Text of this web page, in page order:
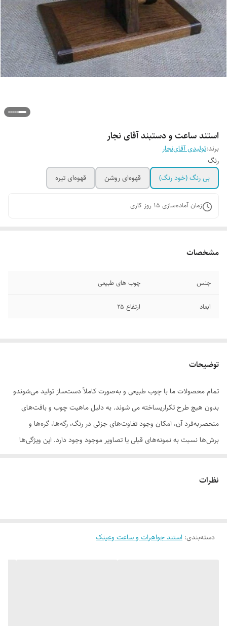
استند ساعت و دستبند آقای نجار
برند:تولیدی آقای‌نجار
رنگ
بی رنگ (خود رنگ)
قهوه‌ای روشن قهوه‌ای تیره
زمان آماده‌سازی 15 روز کاری
مشخصات
جنس چوب های طبیعی
ابعاد ارتفاع ۲۵
توضیحات
تمام محصولات ما با چوب طبیعی و به‌صورت کاملاً دست‌ساز تولید می‌شوندو
بدون هیچ طرح تکراریساخته می شوند. به دلیل ماهیت چوب و بافت‌های
منحصر‌به‌فرد آن، امکان وجود تفاوت‌های جزئی در رنگ، رگه‌ها، گره‌ها و
برش‌ها نسبت به نمونه‌های قبلی یا تصاویر موجود وجود دارد. این ویژگی‌ها
نمونه دیگری دقیقاً مثل اون وجود ندارد
نظرات
دسته‌بندی: استند جواهرات و ساعت وعینک